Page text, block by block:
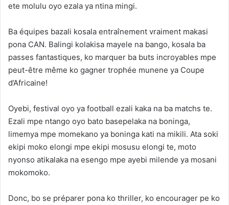
ete molulu oyo ezala ya ntina mingi.
Ba équipes bazali kosala entraînement vraiment makasi
pona CAN. Balingi kolakisa mayele na bango, kosala ba
passes fantastiques, ko marquer ba buts incroyables mpe
peut-être même ko gagner trophée munene ya Coupe
d’Africaine!
Oyebi, festival oyo ya football ezali kaka na ba matchs te.
Ezali mpe ntango oyo bato basepelaka na boninga,
limemya mpe momekano ya boninga kati na mikili. Ata soki
ekipi moko elongi mpe ekipi mosusu elongi te, moto
nyonso atikalaka na esengo mpe ayebi milende ya mosani
mokomoko.
Donc, bo se préparer pona ko thriller, ko encourager pe ko